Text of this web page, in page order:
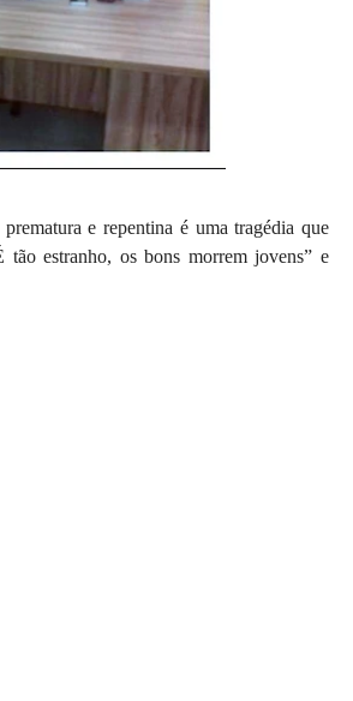
e repentina é uma tragédia que
estranho, os bons morrem jovens” e